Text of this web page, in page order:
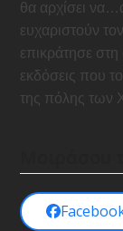
θα αρχίσει
ευχαριστούν
επικράτησε
εκδόσεις που
της πόλης των